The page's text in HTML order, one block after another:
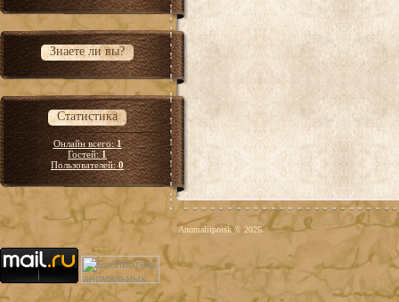
Знаете ли вы?
Статистика
Онлайн всего:1
Гостей:1
Пользователей:0
Anomaliipoisk © 2026